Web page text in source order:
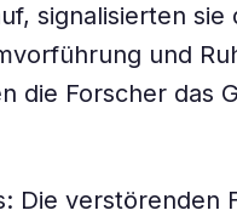
signalisierten sie
und
die Forscher das
Die verstörenden